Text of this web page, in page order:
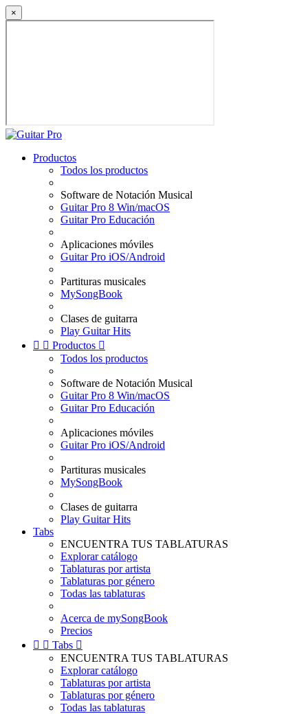
×
Productos
Todos los productos
Software de Notación Musical
Guitar Pro 8 Win/macOS
Guitar Pro Educación
Aplicaciones móviles
Guitar Pro iOS/Android
Partituras musicales
MySongBook
Clases de guitarra
Play Guitar Hits
  Productos 
Todos los productos
Software de Notación Musical
Guitar Pro 8 Win/macOS
Guitar Pro Educación
Aplicaciones móviles
Guitar Pro iOS/Android
Partituras musicales
MySongBook
Clases de guitarra
Play Guitar Hits
Tabs
ENCUENTRA TUS TABLATURAS
Explorar catálogo
Tablaturas por artista
Tablaturas por género
Todas las tablaturas
Acerca de mySongBook
Precios
  Tabs 
ENCUENTRA TUS TABLATURAS
Explorar catálogo
Tablaturas por artista
Tablaturas por género
Todas las tablaturas